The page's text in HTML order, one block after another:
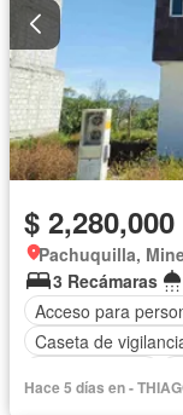
$
Pachuquilla,
3 Recámaras
Acceso para
Caseta de
Despacho
Hace 5 días en -